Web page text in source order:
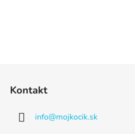
Kontakt
info@mojkocik.sk